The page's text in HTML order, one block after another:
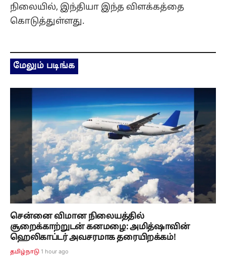
நிலையில், இந்தியா இந்த விளக்கத்தை
கொடுத்துள்ளது.
மேலும் படிங்க
சென்னை விமான நிலையத்தில்
சூறைக்காற்றுடன் கனமழை: அமித்ஷாவின்
ஹெலிகாப்டர் அவசரமாக தரையிறக்கம்!
தமிழ்நாடு 1 hour ago